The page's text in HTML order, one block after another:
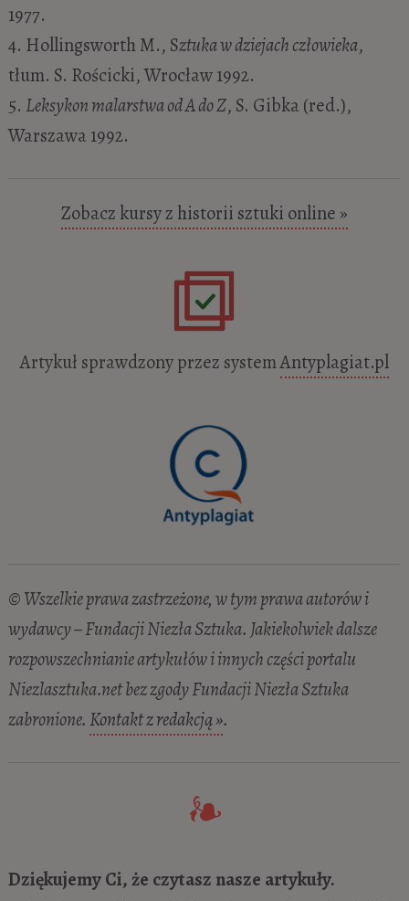
1977.
4. Hollingsworth M., Sztuka w dziejach człowieka,
tłum. S. Rościcki, Wrocław 1992.
5. Leksykon malarstwa od A do Z, S. Gibka (red.),
Warszawa 1992.
Zobacz kursy z historii sztuki online »
Artykuł sprawdzony przez systemAntyplagiat.pl
© Wszelkie prawa zastrzeżone, w tym prawa autorów i
wydawcy – Fundacji Niezła Sztuka. Jakiekolwiek dalsze
rozpowszechnianie artykułów i innych części portalu
Niezlasztuka.net bez zgody Fundacji Niezła Sztuka
zabronione. Kontakt z redakcją ».
Dziękujemy Ci, że czytasz nasze artykuły.